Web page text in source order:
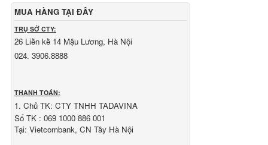
MUA HÀNG TẠI ĐÂY
TRỤ SỞ CTY:
26 Liền kề 14 Mậu Lương, Hà Nội
024. 3906.8888
THANH TOÁN:
1. Chủ TK: CTY TNHH TADAVINA
Số TK : 069 1000 886 001
Tại: Vietcombank, CN Tây Hà Nội